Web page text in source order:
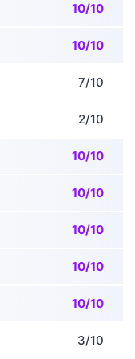
10/10
10/10
7/10
2/10
10/10
10/10
10/10
10/10
10/10
3/10